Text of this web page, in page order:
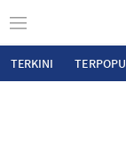
TERKINI